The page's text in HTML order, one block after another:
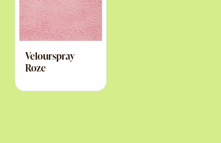
Velourspray
Roze